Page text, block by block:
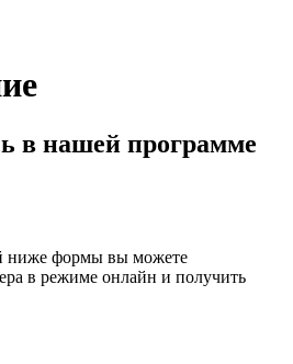
в нашей программе
ниже формы вы можете
в режиме онлайн и получить